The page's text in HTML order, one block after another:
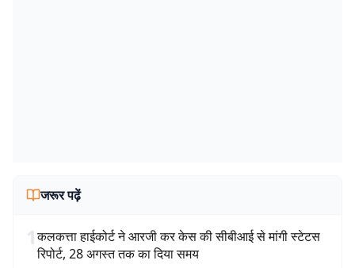
जरूर पढ़ें
1कलकत्ता हाईकोर्ट ने आरजी कर केस की सीबीआई से मांगी स्टेटस
रिपोर्ट, 28 अगस्त तक का दिया समय